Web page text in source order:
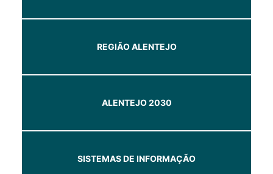
REGIÃO ALENTEJO
ALENTEJO 2030
SISTEMAS DE INFORMAÇÃO